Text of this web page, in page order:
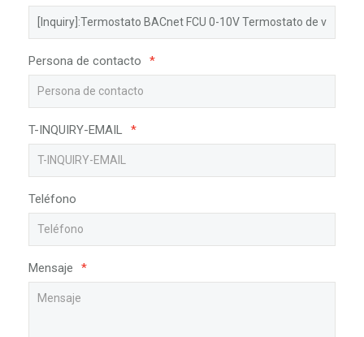
Persona de contacto *
T-INQUIRY-EMAIL *
Teléfono
Mensaje *